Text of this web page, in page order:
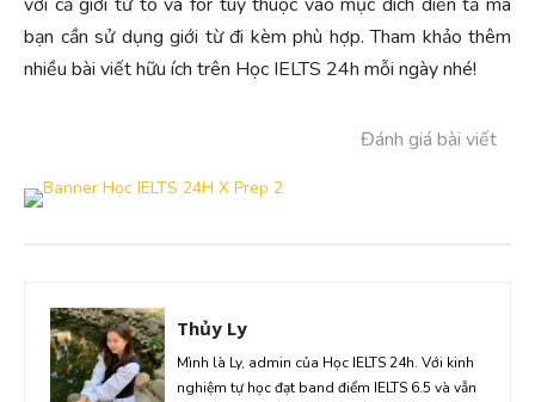
bạn cần sử dụng giới từ đi kèm phù hợp. Tham khảo thêm
nhiều bài viết hữu ích trên Học IELTS 24h mỗi ngày nhé!
Đánh giá bài viết
Thủy Ly
Mình là Ly, admin của Học IELTS 24h. Với kinh
nghiệm tự học đạt band điểm IELTS 6.5 và vẫn